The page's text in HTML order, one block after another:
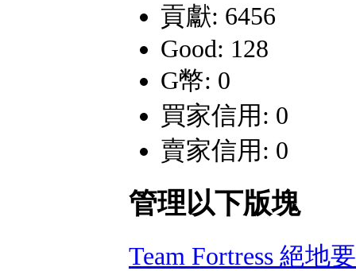
貢獻: 6456
Good: 128
G幣: 0
買家信用: 0
賣家信用: 0
管理以下版塊
Team Fortress 絕地